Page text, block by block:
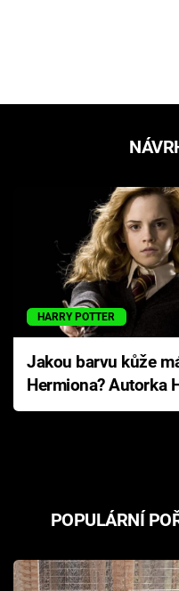
HARRY POTTER
Jakou barvu kůže
Hermiona? Autorka
Pottera přišla s
POPULÁRNÍ